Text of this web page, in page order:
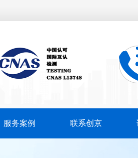
服务案例 联系创京